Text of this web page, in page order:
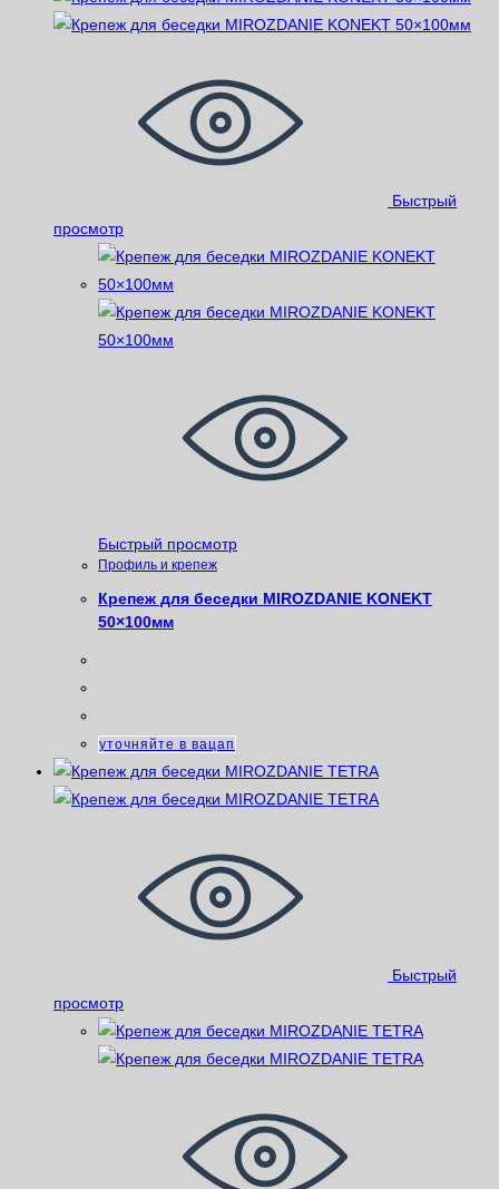
Быстрый
просмотр
Быстрый просмотр
Профиль и крепеж
Крепеж для беседки MIROZDANIE KONEKT
50×100мм
уточняйте в вацап
Быстрый
просмотр